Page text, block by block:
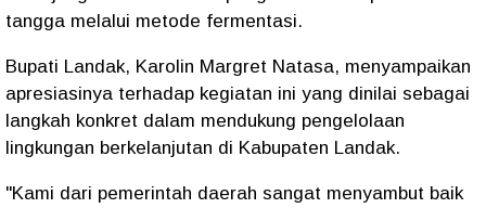
tangga melalui metode fermentasi.
Bupati Landak, Karolin Margret Natasa, menyampaikan
apresiasinya terhadap kegiatan ini yang dinilai sebagai
langkah konkret dalam mendukung pengelolaan
lingkungan berkelanjutan di Kabupaten Landak.
"Kami dari pemerintah daerah sangat menyambut baik